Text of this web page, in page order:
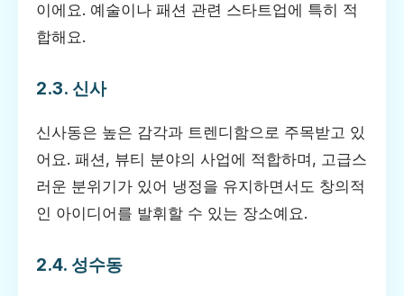
이에요. 예술이나 패션 관련 스타트업에 특히 적
합해요.
2.3. 신사
신사동은 높은 감각과 트렌디함으로 주목받고 있
어요. 패션, 뷰티 분야의 사업에 적합하며, 고급스
러운 분위기가 있어 냉정을 유지하면서도 창의적
인 아이디어를 발휘할 수 있는 장소예요.
2.4. 성수동